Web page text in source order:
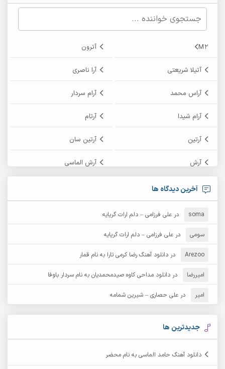
M2 آترون
آتیلا شریعتی آرا ناصری
آراس محمد آرام سردار
آرام شیدا آرتام
آرتین آرتین سان
آرش آرش الماسی
آرش امامی
آرش عثمان
آرش مبهم آرش مستشیری
آرش مهرابی آرش نظری
آرشام
آرکاداش
آخرین دیدگاه ها
soma در علی فرزامی – دلم ارات گریایه
سومی در علی فرزامی – دلم ارات گریایه
Arezoo در دانلود آهنگ رضا کرمی تارا به نام قمار
امیررضا در دانلود مداحی کاوه صیدمحمدیان به نام سردار باوفا
امیر در علی حصاری – شیرین شمامه
جدیدترین ها
دانلود آهنگ حامد الماسی به نام محضر